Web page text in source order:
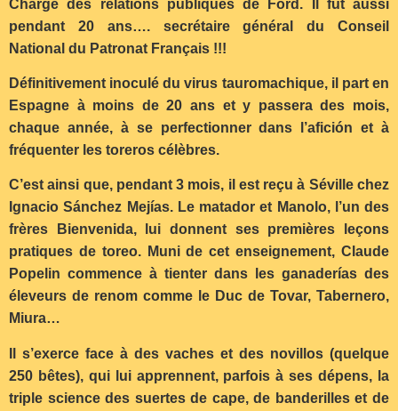
Chargé des relations publiques de Ford. Il fut aussi
pendant 20 ans…. secrétaire général du Conseil
National du Patronat Français !!!
Définitivement inoculé du virus tauromachique, il part en
Espagne à moins de 20 ans et y passera des mois,
chaque année, à se perfectionner dans l’afición et à
fréquenter les toreros célèbres.
C’est ainsi que, pendant 3 mois, il est reçu à Séville chez
Ignacio Sánchez Mejías. Le matador et Manolo, l’un des
frères Bienvenida, lui donnent ses premières leçons
pratiques de toreo. Muni de cet enseignement, Claude
Popelin commence à tienter dans les ganaderías des
éleveurs de renom comme le Duc de Tovar, Tabernero,
Miura…
Il s’exerce face à des vaches et des novillos (quelque
250 bêtes), qui lui apprennent, parfois à ses dépens, la
triple science des suertes de cape, de banderilles et de